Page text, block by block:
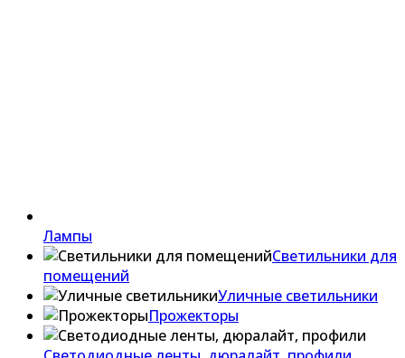
Лампы
Светильники для
помещений
Уличные светильники
Прожекторы